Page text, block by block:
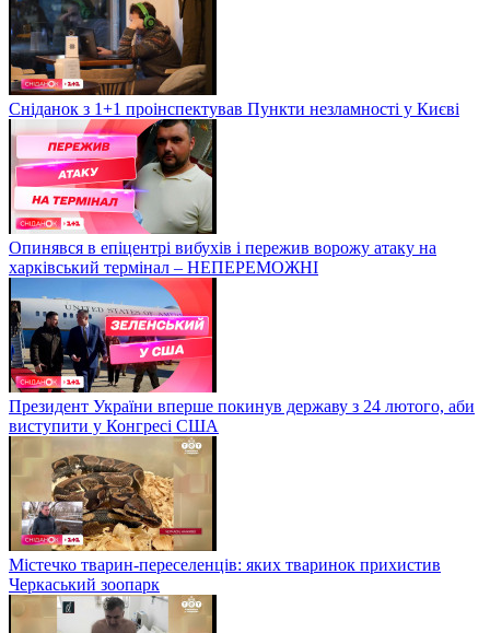
Сніданок з 1+1 проінспектував Пункти незламності у Києві
Опинявся в епіцентрі вибухів і пережив ворожу атаку на
харківський термінал – НЕПЕРЕМОЖНІ
Президент України вперше покинув державу з 24 лютого, аби
виступити у Конгресі США
Містечко тварин-переселенців: яких тваринок прихистив
Черкаський зоопарк